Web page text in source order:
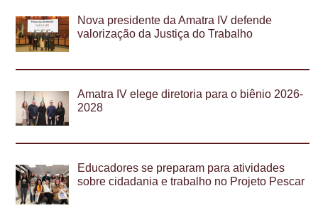
Nova presidente da Amatra IV defende
valorização da Justiça do Trabalho
Amatra IV elege diretoria para o biênio 2026-
2028
Educadores se preparam para atividades
sobre cidadania e trabalho no Projeto Pescar